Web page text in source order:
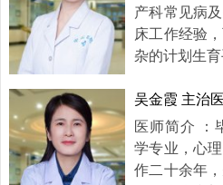
产科常见病
床工作经验
杂的计划生
吴金霞 主治
医师简介 ：
学专业，心
作二十余年